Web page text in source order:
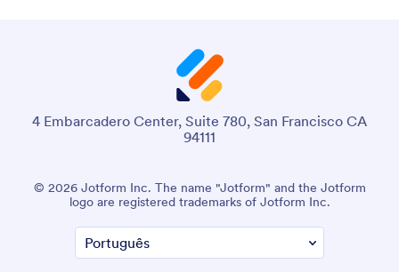
4 Embarcadero Center, Suite 780, San Francisco CA
94111
© 2026 Jotform Inc. The name "Jotform" and the Jotform
logo are registered trademarks of Jotform Inc.